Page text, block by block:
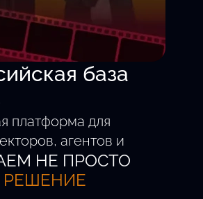
база
платформа для
агентов и
от 5 до 18 лет.
НЕ ПРОСТО
РЕШЕНИЕ